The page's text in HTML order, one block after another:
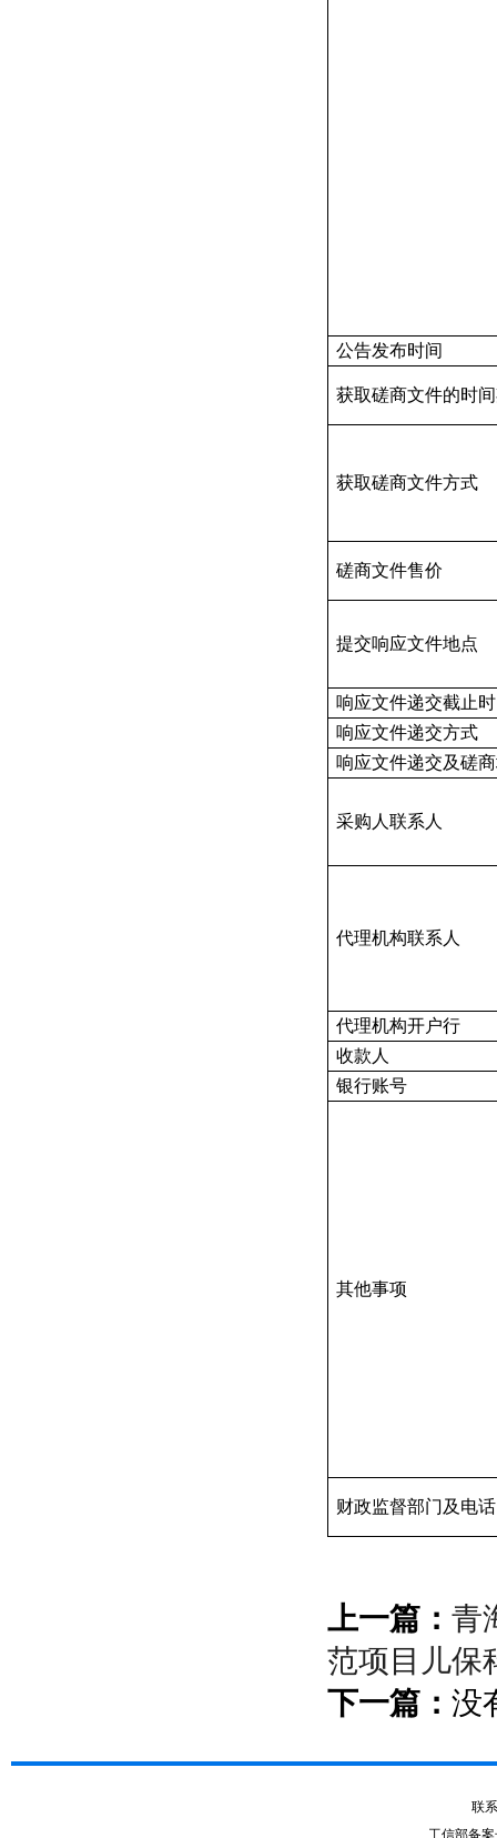
公告发布时间
获取磋商文件的时
获取磋商文件方式
磋商文件售价
提交响应文件地点
响应文件递交截止
响应文件递交方式
响应文件递交及磋
采购人联系人
代理机构联系人
代理机构开户行
收款人
银行账号
其他事项
财政监督部门及电话
上一篇： 青
范项目儿保
下一篇： 没
联
工信部备